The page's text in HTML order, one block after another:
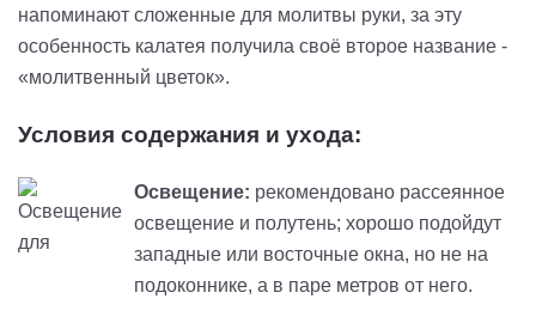
напоминают сложенные для молитвы руки, за эту
особенность калатея получила своё второе название -
«молитвенный цветок».
Условия содержания и ухода:
Освещение: рекомендовано рассеянное
освещение и полутень; хорошо подойдут
западные или восточные окна, но не на
подоконнике, а в паре метров от него.